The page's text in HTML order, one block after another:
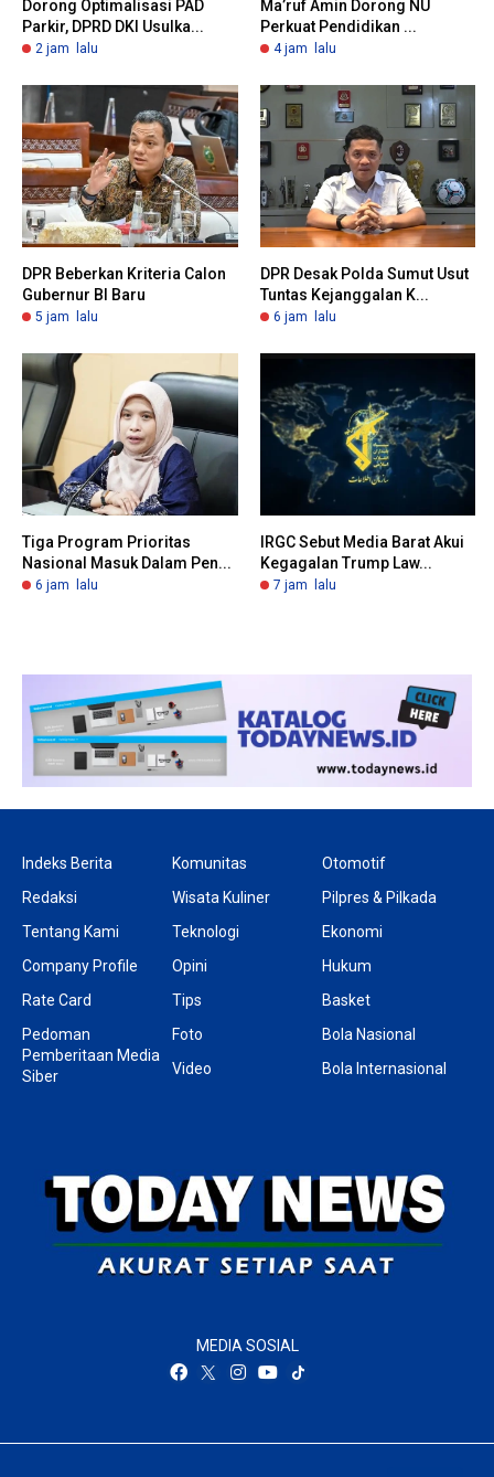
Dorong Optimalisasi PAD
Parkir, DPRD DKI Usulka...
2 jam lalu
Ma’ruf Amin Dorong NU
Perkuat Pendidikan ...
4 jam lalu
DPR Beberkan Kriteria Calon
Gubernur BI Baru
5 jam lalu
DPR Desak Polda Sumut Usut
Tuntas Kejanggalan K...
6 jam lalu
Tiga Program Prioritas
Nasional Masuk Dalam Pen...
6 jam lalu
IRGC Sebut Media Barat Akui
Kegagalan Trump Law...
7 jam lalu
Indeks Berita
Redaksi
Tentang Kami
Company Profile
Rate Card
Pedoman
Pemberitaan Media
Siber
Komunitas
Wisata Kuliner
Teknologi
Opini
Tips
Foto
Video
Otomotif
Pilpres & Pilkada
Ekonomi
Hukum
Basket
Bola Nasional
Bola Internasional
MEDIA SOSIAL